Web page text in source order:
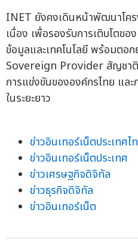
INET ยังคงเดินหน้าพัฒนาโค
เนื่อง เพื่อรองรับการเติบโตข
ข้อมูลและเทคโนโลยี พร้อมตอ
Sovereign Provider สัญชา
การแข่งขันขององค์กรไทย แล
ในระยะยาว
ข่าวอินเทอร์เน็ตประเทศไ
ข่าวอินเทอร์เน็ตประเทศ
ข่าวเศรษฐกิจดิจิทัล
ข่าวธุรกิจดิจิทัล
ข่าวอินเทอร์เน็ต